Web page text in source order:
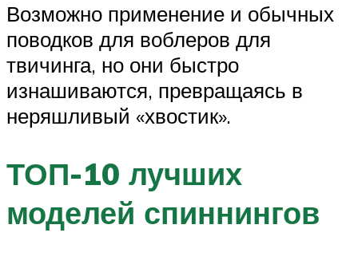
Возможно применение и обычных
поводков для воблеров для
твичинга, но они быстро
изнашиваются, превращаясь в
неряшливый «хвостик».
ТОП-10 лучших
моделей спиннингов